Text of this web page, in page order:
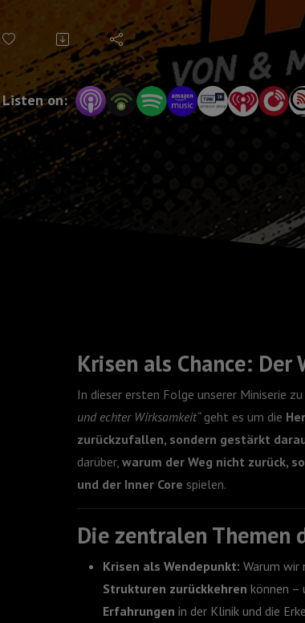
Leistungskrisen
Listen on:
Krisen als Chance:
In dieser ersten Folge unserer Miniserie
und echter Wirksamkeit“geht es um die
zurückzufallen, sondern gestärkt
darüber, warum der Weg nicht zurück,
und der Inner Core spielen.
Die zentralen Themen
Krisen als Wendepunkt: Warum wir
Strukturen zurückkehren können –
Erfahrungen in der Klinik und die